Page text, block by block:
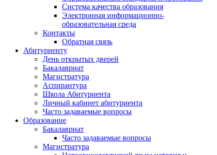
Система качества образования
Электронная информационно-
образовательная среда
Контакты
Обратная связь
Абитуриенту
День открытых дверей
Бакалавриат
Магистратура
Аспирантура
Школа Абитуриента
Личный кабинет абитуриента
Часто задаваемые вопросы
Образование
Бакалавриат
Часто задаваемые вопросы
Магистратура